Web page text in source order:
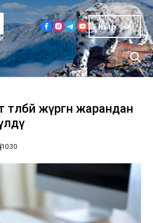
Кыр
жүргөн жарандан
10:30